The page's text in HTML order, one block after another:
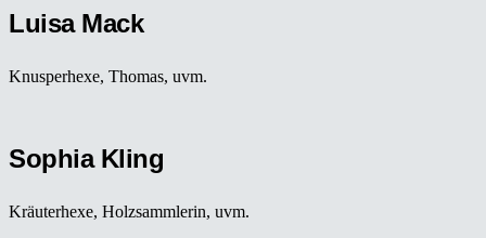
Luisa Mack
Knusperhexe, Thomas, uvm.
Sophia Kling
Kräuterhexe, Holzsammlerin, uvm.